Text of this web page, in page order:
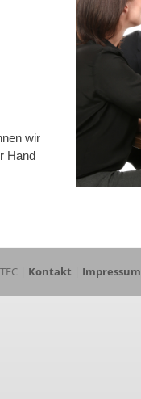
wir
Hand
| Kontakt | Impressum